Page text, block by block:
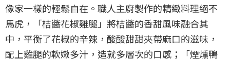
像家一樣的輕鬆自在。職人主廚製作的精緻料理絕不
馬虎，「桔醬花椒雞腿」將桔醬的香甜風味融合其
中，平衡了花椒的辛辣，酸酸甜甜夾帶麻口的滋味，
配上雞腿的軟嫩多汁，造就多層次的口感；「煙燻鴨